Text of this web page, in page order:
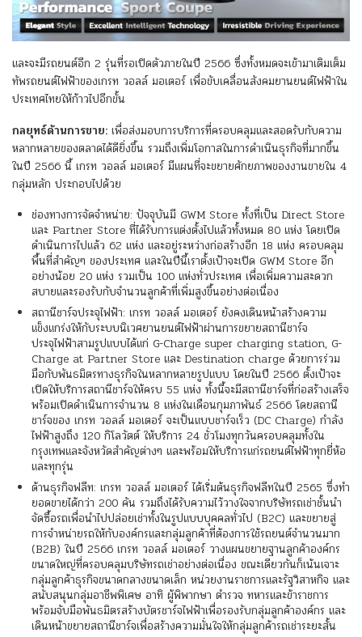
และจะมีรถยนต์อีก 2 รุ่นที่รอเปิดตัวภายในปี 2566 ซึ่งทั้งหมดจะเข้ามาเติมเต็ม
ทัพรถยนต์ไฟฟ้าของเกรท วอลล์ มอเตอร์ เพื่อขับเคลื่อนสังคมยานยนต์ไฟฟ้าใน
ประเทศไทยให้ก้าวไปอีกขั้น
กลยุทธ์ด้านการขาย: เพื่อส่งมอบการบริการที่ครอบคลุมและสอดรับกับความ
หลากหลายของตลาดได้ดียิ่งขึ้น รวมถึงเพิ่มโอกาสในการดำเนินธุรกิจที่มากขึ้น
ในปี 2566 นี้ เกรท วอลล์ มอเตอร์ มีแผนที่จะขยายศักยภาพของงานขายใน 4
กลุ่มหลัก ประกอบไปด้วย
ช่องทางการจัดจำหน่าย: ปัจจุบันมี GWM Store ทั้งที่เป็น Direct Store
และ Partner Store ที่ได้รับการแต่งตั้งไปแล้วทั้งหมด 80 แห่ง โดยเปิด
ดำเนินการไปแล้ว 62 แห่ง และอยู่ระหว่างก่อสร้างอีก 18 แห่ง ครอบคลุม
พื้นที่สำคัญๆ ของประเทศ และในปีนี้เราตั้งเป้าจะเปิด GWM Store อีก
อย่างน้อย 20 แห่ง รวมเป็น 100 แห่งทั่วประเทศ เพื่อเพิ่มความสะดวก
สบายและรองรับกับจำนวนลูกค้าที่เพิ่มสูงขึ้นอย่างต่อเนื่อง
สถานีชาร์จประจุไฟฟ้า: เกรท วอลล์ มอเตอร์ ยังคงเดินหน้าสร้างความ
แข็งแกร่งให้กับระบบนิเวศยานยนต์ไฟฟ้าผ่านการขยายสถานีชาร์จ
ประจุไฟฟ้าสามรูปแบบได้แก่ G-Charge super charging station, G-
Charge at Partner Store และ Destination charge ด้วยการร่วม
มือกับพันธมิตรทางธุรกิจในหลากหลายรูปแบบ โดยในปี 2566 ตั้งเป้าจะ
เปิดให้บริการสถานีชาร์จให้ครบ 55 แห่ง ทั้งนี้จะมีสถานีชาร์จที่ก่อสร้างเสร็จ
พร้อมเปิดดำเนินการจำนวน 8 แห่งในเดือนกุมภาพันธ์ 2566 โดยสถานี
ชาร์จของ เกรท วอลล์ มอเตอร์ จะเป็นแบบชาร์จเร็ว (DC Charge) กำลัง
ไฟฟ้าสูงถึง 120 กิโลวัตต์ ให้บริการ 24 ชั่วโมงทุกวันครอบคลุมทั้งใน
กรุงเทพและจังหวัดสำคัญต่างๆ และพร้อมให้บริการแก่รถยนต์ไฟฟ้าทุกยี่ห้อ
และทุกรุ่น
ด้านธุรกิจฟลีท: เกรท วอลล์ มอเตอร์ ได้เริ่มต้นธุรกิจฟลีทในปี 2565 ซึ่งทำ
ยอดขายได้กว่า 200 คัน รวมถึงได้รับความไว้วางใจจากบริษัทรถเช่าชั้นนำ
จัดซื้อรถเพื่อนำไปปล่อยเช่าทั้งในรูปแบบบุคคลทั่วไป (B2C) และขยายสู่
การจำหน่ายรถให้กับองค์กรและกลุ่มลูกค้าที่ต้องการใช้รถยนต์จำนวนมาก
(B2B) ในปี 2566 เกรท วอลล์ มอเตอร์ วางแผนขยายฐานลูกค้าองค์กร
ขนาดใหญ่ที่ครอบคลุมบริษัทรถเช่าอย่างต่อเนื่อง ขณะเดียวกันก็เน้นเจาะ
กลุ่มลูกค้าธุรกิจขนาดกลางขนาดเล็ก หน่วยงานราชการและรัฐวิสาหกิจ และ
สนับสนุนกลุ่มอาชีพพิเศษ อาทิ ผู้พิพากษา ตำรวจ ทหารและข้าราชการ
พร้อมจับมือพันธมิตรสร้างบัตรชาร์จไฟฟ้าเพื่อรองรับกลุ่มลูกค้าองค์กร และ
เดินหน้าขยายสถานีชาร์จเพื่อสร้างความมั่นใจให้กลุ่มลูกค้ารถเช่าระยะสั้น